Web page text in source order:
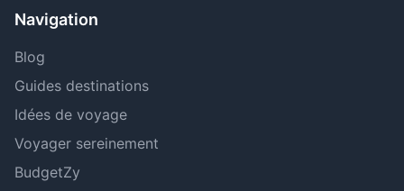
Navigation
Blog
Guides destinations
Idées de voyage
Voyager sereinement
BudgetZy